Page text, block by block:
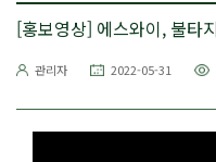
[홍보영상] 에스와이, 불타
관리자 2022-05-31